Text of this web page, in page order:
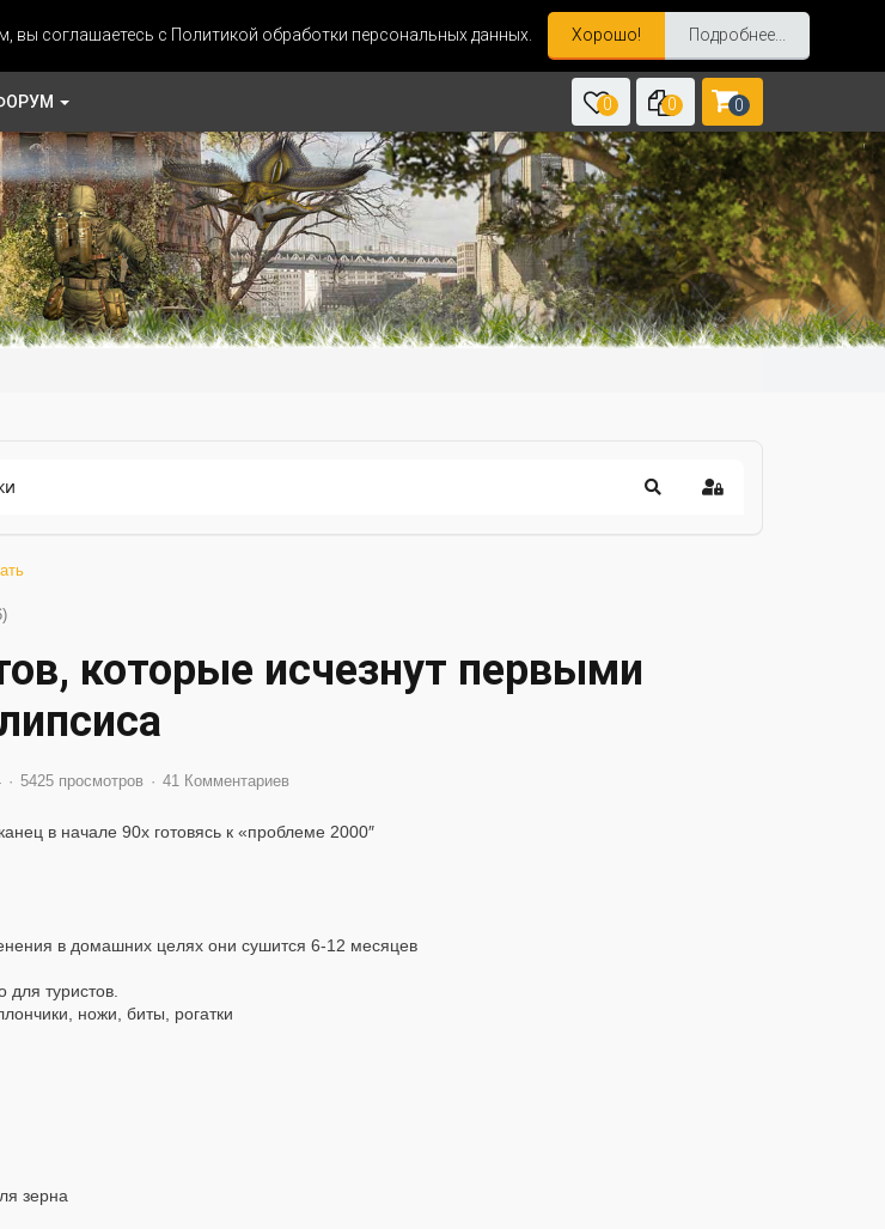
соглашаетесь с Политикой обработки персональных данных. Хорошо! Подробнее...
0 0 0
которые исчезнут первыми
5425 просмотров 41 Комментариев
в начале 90х готовясь к «проблеме 2000″
в домашних целях они сушится 6-12 месяцев
туристов.
ножи, биты, рогатки
зерна